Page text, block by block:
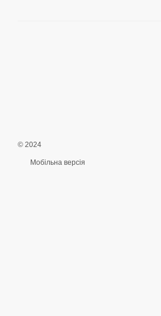
© 2024
Мобільна версія